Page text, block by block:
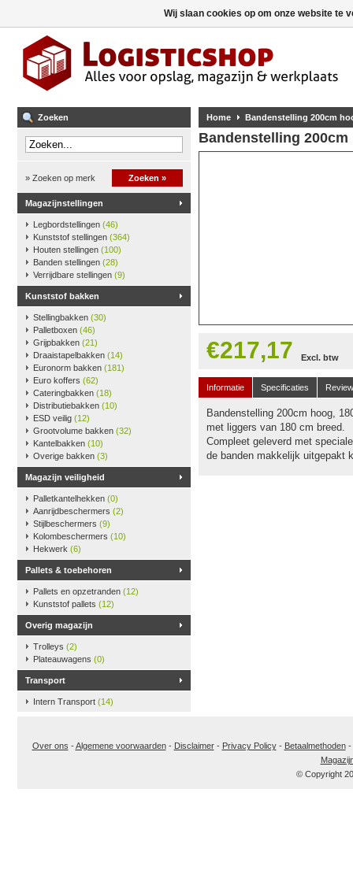
Zoeken
» Zoeken op merk Zoeken »
Magazijnstellingen
Legbordstellingen (46)
Kunststof stellingen (364)
Houten stellingen (100)
Banden stellingen (28)
Verrijdbare stellingen (9)
Kunststof bakken
Stellingbakken (30)
Palletboxen (46)
Grijpbakken (21)
Draaistapelbakken (14)
Euronorm bakken (181)
Euro koffers (62)
Cateringbakken (18)
Distributiebakken (10)
ESD veilig (12)
Grootvolume bakken (32)
Kantelbakken (10)
Overige bakken (3)
Magazijn veiligheid
Palletkantelhekken (0)
Aanrijdbeschermers (2)
Stijlbeschermers (9)
Kolombeschermers (10)
Hekwerk (6)
Pallets & toebehoren
Pallets en opzetranden (12)
Kunststof pallets (12)
Overig magazijn
Trolleys (2)
Plateauwagens (0)
Transport
Intern Transport (14)
Home Bandenstelling 200cm
Bandenstelling
€217,17 Excl. btw
Informatie Specificaties
Bandenstelling 200cm hoog,
met liggers van 180 cm breed.
Compleet geleverd met
de banden makkelijk uitgepakt
Over ons -Algemene voorwaarden- Disclaimer- Privacy Policy- Betaalmethoden-
© Copyright
Wij slaan cookies op om onze website te